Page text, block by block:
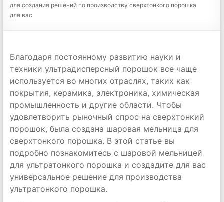
для создания решений по производству сверхтонкого порошка
для вас
Благодаря постоянному развитию науки и
техники ультрадисперсный порошок все чаще
используется во многих отраслях, таких как
покрытия, керамика, электроника, химическая
промышленность и другие области. Чтобы
удовлетворить рыночный спрос на сверхтонкий
порошок, была создана шаровая мельница для
сверхтонкого порошка. В этой статье вы
подробно познакомитесь с шаровой мельницей
для ультратонкого порошка и создадите для вас
универсальное решение для производства
ультратонкого порошка.